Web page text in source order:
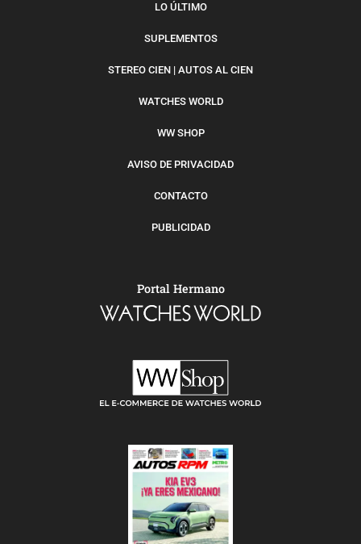
LO ÚLTIMO
SUPLEMENTOS
STEREO CIEN | AUTOS AL CIEN
WATCHES WORLD
WW SHOP
AVISO DE PRIVACIDAD
CONTACTO
PUBLICIDAD
Portal Hermano